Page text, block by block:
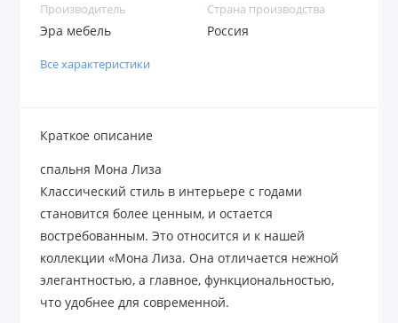
Производитель
Эра мебель
Страна производства
Россия
Все характеристики
Краткое описание
спальня Мона Лиза
Классический стиль в интерьере с годами
становится более ценным, и остается
востребованным. Это относится и к нашей
коллекции «Мона Лиза. Она отличается нежной
элегантностью, а главное, функциональностью,
что удобнее для современной.